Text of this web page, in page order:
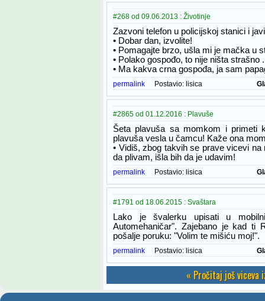
#268 od 09.06.2013 : Životinje
Zazvoni telefon u policijskoj stanici i
• Dobar dan, izvolite!
• Pomagajte brzo, ušla mi je mačka u
• Polako gospođo, to nije ništa strašno
• Ma kakva crna gospođa, ja sam
permalink Postavio: lisica
#2865 od 01.12.2016 : Plavuše
Šeta plavuša sa momkom i primeti
plavuša vesla u čamcu! Kaže ona
• Vidiš, zbog takvih se prave vicevi
da plivam, išla bih da je udavim!
permalink Postavio: lisica
#1791 od 18.06.2015 : Svaštara
Lako je švalerku upisati u
Automehaničar". Zajebano je kad ti
pošalje poruku: "Volim te mišiću moj!".
permalink Postavio: lisica
« Pročitaj još viceva